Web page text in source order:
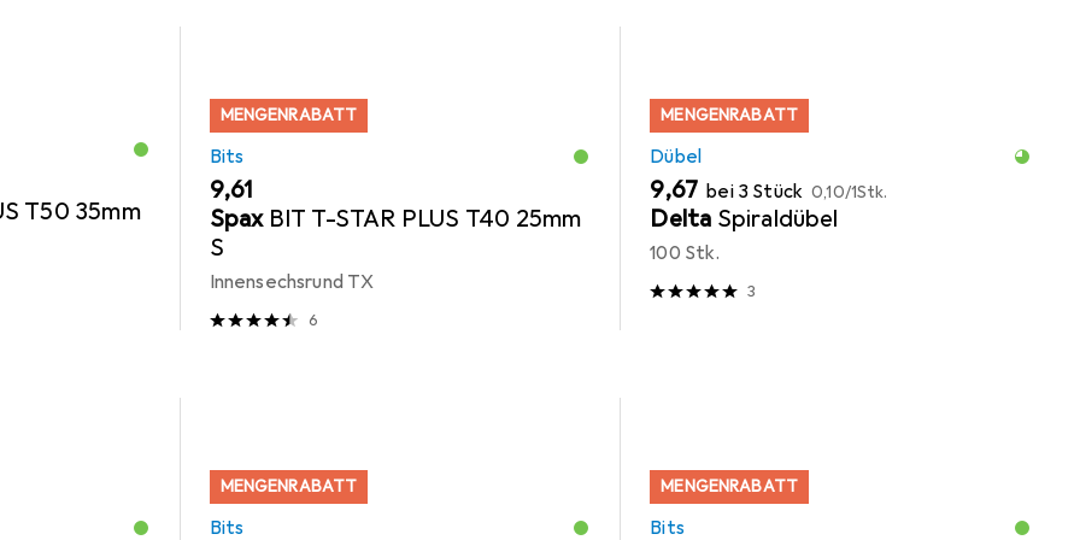
T50 35mm
MENGENRABATT
Bits
EUR
9,61
Spax BIT T-STAR PLUS T40 25mm
S
Innensechsrund TX
6
MENGENRABATT
Dübel
EUR
9,67 bei 3 Stück EUR
0,10/1Stk.
Delta Spiraldübel
100 Stk.
3
MENGENRABATT
Bits
MENGENRABATT
Bits